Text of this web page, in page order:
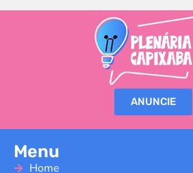
ANUNCIE
Menu
Home